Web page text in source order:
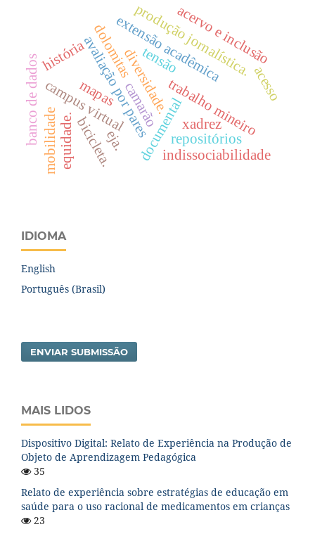
avaliação por pares trabalho mineiro
dolomitas
documental
extensão acadêmica
produção jornalística.
história
indissociabilidade
diversidade.
acervo e inclusão
campus virtual
mapas
banco de dadosmobilidade bicicleta. repositórios
camarão xadrez
tensão
eja.
acesso
equidade.
IDIOMA
English
Português (Brasil)
ENVIAR SUBMISSÃO
MAIS LIDOS
Dispositivo Digital: Relato de Experiência na Produção de
Objeto de Aprendizagem Pedagógica
35
Relato de experiência sobre estratégias de educação em
saúde para o uso racional de medicamentos em crianças
23